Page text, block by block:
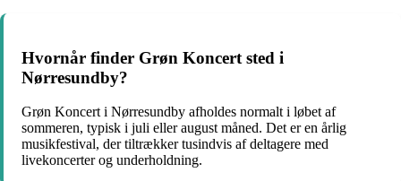
Hvornår finder Grøn Koncert sted i
Nørresundby?
Grøn Koncert i Nørresundby afholdes normalt i løbet af
sommeren, typisk i juli eller august måned. Det er en årlig
musikfestival, der tiltrækker tusindvis af deltagere med
livekoncerter og underholdning.